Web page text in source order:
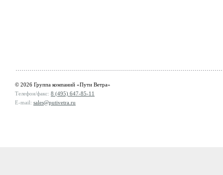
© 2026 Группа компаний «Пути Ветра»
Телефон/факс: 8 (495) 647-85-11
E-mail: sales@putivetra.ru